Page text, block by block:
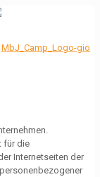
für die
Internetseiten der